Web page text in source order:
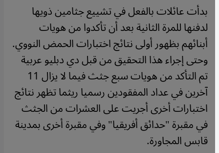
بدأت عائلات بالفعل في تشييع جثامين ذويها
لدفنها للمرة الثانية بعد أن تأكدوا من هويات
أبنائهم بظهور أولى نتائج اختبارات الحمض النووي.
وحتى إجراء هذا التحقيق من قبل دي دبليو عربية
تم التأكد من هويات سبع جثث فيما لا يزال 11
آخرين في عداد المفقودين رسميا ريثما تظهر نتائج
اختبارات أخرى أجريت على العشرات من الجثث
في مقبرة "حدائق أفريقيا" وفي مقبرة أخرى بمدينة
قابس المجاورة.